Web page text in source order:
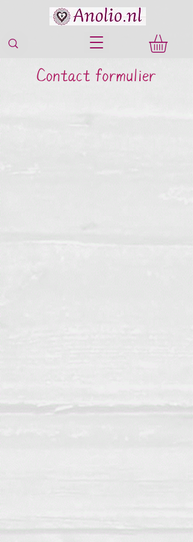
Contact formulier